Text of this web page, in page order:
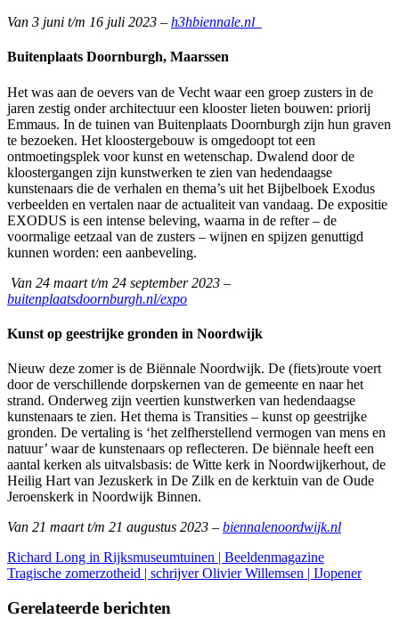
Van 3 juni t/m 16 juli 2023 – h3hbiennale.nl
Buitenplaats Doornburgh, Maarssen
Het was aan de oevers van de Vecht waar een groep zusters in de
jaren zestig onder architectuur een klooster lieten bouwen: priorij
Emmaus. In de tuinen van Buitenplaats Doornburgh zijn hun graven
te bezoeken. Het kloostergebouw is omgedoopt tot een
ontmoetingsplek voor kunst en wetenschap. Dwalend door de
kloostergangen zijn kunstwerken te zien van hedendaagse
kunstenaars die de verhalen en thema’s uit het Bijbelboek Exodus
verbeelden en vertalen naar de actualiteit van vandaag. De expositie
EXODUS is een intense beleving, waarna in de refter – de
voormalige eetzaal van de zusters – wijnen en spijzen genuttigd
kunnen worden: een aanbeveling.
Van 24 maart t/m 24 september 2023 –
buitenplaatsdoornburgh.nl/expo
Kunst op geestrijke gronden in Noordwijk
Nieuw deze zomer is de Biënnale Noordwijk. De (fiets)route voert
door de verschillende dorpskernen van de gemeente en naar het
strand. Onderweg zijn veertien kunstwerken van hedendaagse
kunstenaars te zien. Het thema is Transities – kunst op geestrijke
gronden. De vertaling is ‘het zelfherstellend vermogen van mens en
natuur’ waar de kunstenaars op reflecteren. De biënnale heeft een
aantal kerken als uitvalsbasis: de Witte kerk in Noordwijkerhout, de
Heilig Hart van Jezuskerk in De Zilk en de kerktuin van de Oude
Jeroenskerk in Noordwijk Binnen.
Van 21 maart t/m 21 augustus 2023 – biennalenoordwijk.nl
Richard Long in Rijksmuseumtuinen | Beeldenmagazine
Tragische zomerzotheid | schrijver Olivier Willemsen | IJopener
Gerelateerde berichten